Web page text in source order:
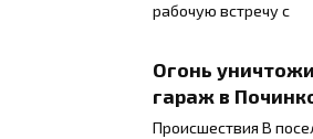
рабочую встречу с
Огонь
гараж в
Происшествия В